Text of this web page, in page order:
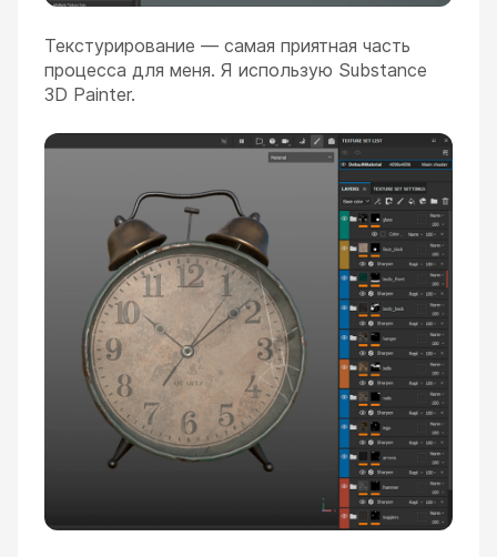
Текстурирование — самая приятная часть
процесса для меня. Я использую Substance
3D Painter.